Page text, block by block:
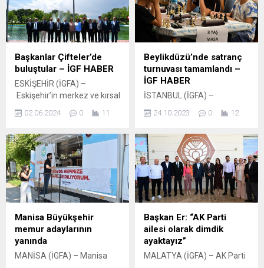
incelemelerin ardından tek
tek yıkıyor. Atıl vaziyette
bulunan ve kent estetiğini
bozan metruk yapılar, alkol
ve madde bağımlılarının
mesken tutması nedeniyle
de vatandaşlar için tehlike
arz ediyor. Yapı Kontrol
Müdürlüğü ekipleri durum...
Şehzadeler ilçesi Turgut
Özal Mahallesi’nde 177
hektar alan üzerinde
yapılacak olan Spilkent
Toplu Konut Projesinin
tanıtımını gerçekleştirdi.
Manisalılarda büyük
tanıtımının yapılmasının
ardından 1442 konutu
Başkanlar Çifteler’de
buluştular – İGF HABER
ESKİŞEHİR (İGFA) –
Eskişehir’in merkez ve kırsal
araya getiren “Başkanlar
Başkanı Zehra Konakcı’nın
ev sahipliğinde
gerçekleştirildi. 31 Mart
yerel seçimleri sonrası
“Başkanlar Buluşuyor”
programının ilki Çifteler
ilçesinde gerçekleştirildi.
Buluşmaya Eskişehir
Büyükşehir Belediye
Başkanı Ayşe Ünlüce, CHP
Milletvekilleri Utku Çakırözer,
02.06.2024 0 11
Beylikdüzü’nde satranç
turnuvası tamamlandı –
İGF HABER
İSTANBUL (İGFA) –
Türkiye Satranç
Temsilciliği iş birliğiyle
Cumhuriyet’in 100. yılına
özel ‘29 Ekim Cumhuriyet
Kupası Ödüllü Satranç
Turnuvası’ düzenledi. 29
Ekim Cumhuriyet Bayramı
etkinlikleri kapsamında
Beylikdüzü Atatürk Kültür ve
Sanat MerkeziTrakya
Salonu’nda gerçekleşen
turnuvada dereceye giren
24.10.2023 0 12
Manisa Büyükşehir
memur adaylarının
yanında
MANİSA (İGFA) – Manisa
Başkan Er: “AK Parti
ailesi olarak dimdik
ayaktayız”
MALATYA (İGFA) – AK Parti